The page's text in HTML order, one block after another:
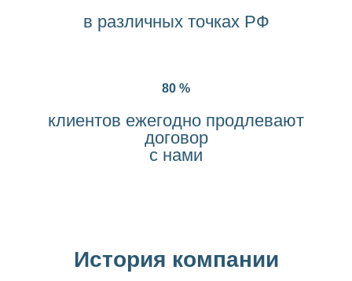
в различных точках РФ
80 %
клиентов ежегодно продлевают
договор
с нами
История компании